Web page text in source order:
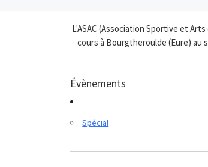
L'ASAC (Association Sportive et
cours à Bourgtheroulde (Eure) au
Évènements
Spécial